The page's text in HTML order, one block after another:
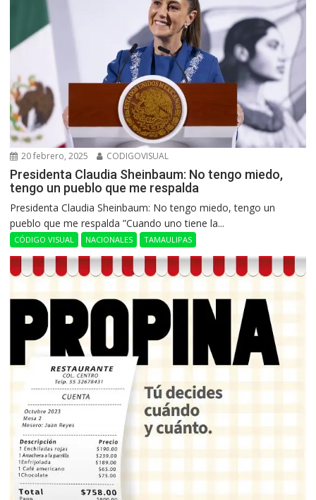
20 febrero, 2025 CODIGOVISUAL
Presidenta Claudia Sheinbaum: No tengo miedo,
tengo un pueblo que me respalda
Presidenta Claudia Sheinbaum: No tengo miedo, tengo un
pueblo que me respalda ”Cuando uno tiene la...
CÓDIGO VISUAL NACIONALES TAMAULIPAS